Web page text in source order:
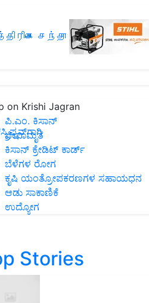
சந்தா
on Krishi Jagran
ಪಿ.ಎಂ. ಕಿಸಾನ್
ಜೀವಾಮೃತ
ಕಿಸಾನ್ ಕ್ರೇಡಿಟ್ ಕಾರ್ಡ್
ಬೆಳೆಗಳ ರೋಗ
ಕೃಷಿ ಯಂತ್ರೋಪಕರಣಗಳ ಸಹಾಯಧನ
ಆಡು ಸಾಕಾಣಿಕೆ
ಉದ್ಯೋಗ
Stories